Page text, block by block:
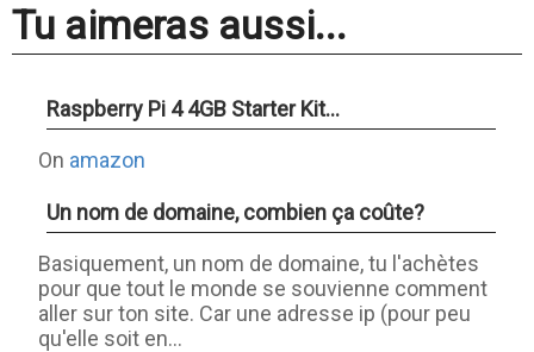
Tu aimeras aussi...
Raspberry Pi 4 4GB Starter Kit...
On amazon
Un nom de domaine, combien ça coûte?
Basiquement, un nom de domaine, tu l'achètes
pour que tout le monde se souvienne comment
aller sur ton site. Car une adresse ip (pour peu
qu'elle soit en...